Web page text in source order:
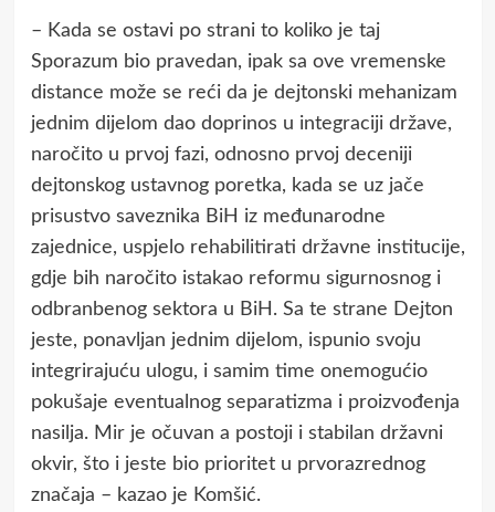
– Kada se ostavi po strani to koliko je taj
Sporazum bio pravedan, ipak sa ove vremenske
distance može se reći da je dejtonski mehanizam
jednim dijelom dao doprinos u integraciji države,
naročito u prvoj fazi, odnosno prvoj deceniji
dejtonskog ustavnog poretka, kada se uz jače
prisustvo saveznika BiH iz međunarodne
zajednice, uspjelo rehabilitirati državne institucije,
gdje bih naročito istakao reformu sigurnosnog i
odbranbenog sektora u BiH. Sa te strane Dejton
jeste, ponavljan jednim dijelom, ispunio svoju
integrirajuću ulogu, i samim time onemogućio
pokušaje eventualnog separatizma i proizvođenja
nasilja. Mir je očuvan a postoji i stabilan državni
okvir, što i jeste bio prioritet u prvorazrednog
značaja – kazao je Komšić.